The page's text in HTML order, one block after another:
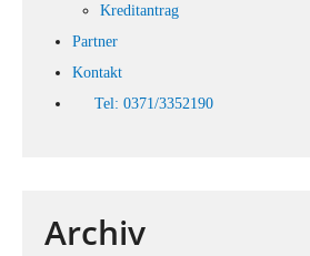
Kreditantrag
Partner
Kontakt
Tel: 0371/3352190
Archiv